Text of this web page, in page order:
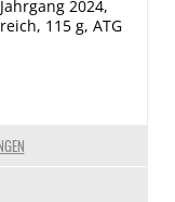
2024,
115 g, ATG